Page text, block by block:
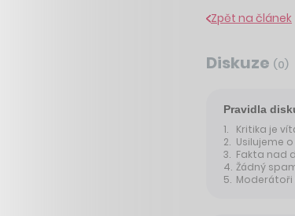
Zpět na článek
Diskuze (0)
Pravidla
Kritika je
Usilujeme
Fakta nad
Žádný
Moderátoři